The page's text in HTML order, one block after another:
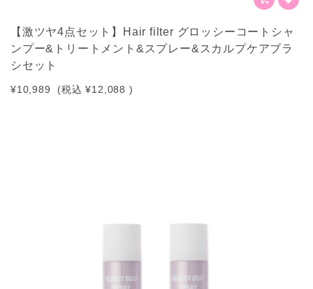
【激ツヤ4点セット】Hair filter グロッシーコートシャ
ンプー&トリートメント&スプレー&スカルプケアブラ
シセット
¥10,989 (税込 ¥12,088 )